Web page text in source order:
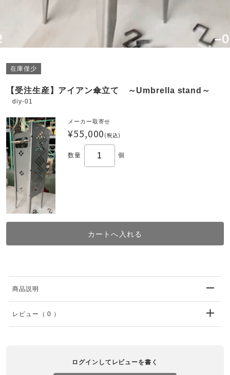
在庫僅少
【受注生産】アイアン傘立て ～Umbrella stand～
diy-01
メーカー取寄せ
¥55,000 (税込)
数量 個
商品説明
レビュー （ 0 ）
ログインしてレビューを書く